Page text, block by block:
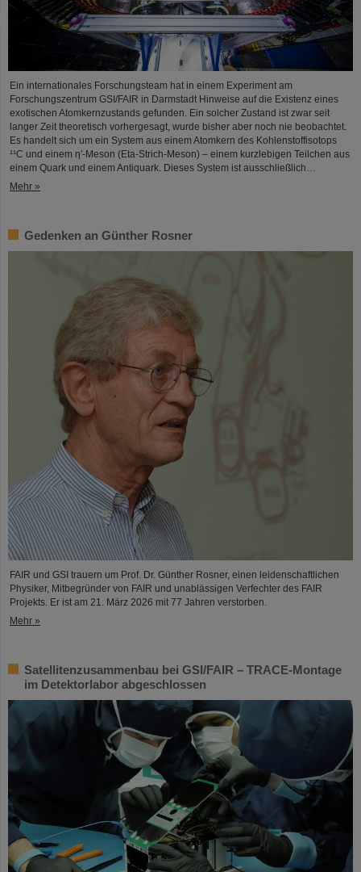
Ein internationales Forschungsteam hat in einem Experiment am
Forschungszentrum GSI/FAIR in Darmstadt Hinweise auf die Existenz eines
exotischen Atomkernzustands gefunden. Ein solcher Zustand ist zwar seit
langer Zeit theoretisch vorhergesagt, wurde bisher aber noch nie beobachtet.
Es handelt sich um ein System aus einem Atomkern des Kohlenstoffisotops
¹¹C und einem η′‑Meson (Eta-Strich-Meson) – einem kurzlebigen Teilchen aus
einem Quark und einem Antiquark. Dieses System ist ausschließlich…
Mehr »
Gedenken an Günther Rosner
FAIR und GSI trauern um Prof. Dr. Günther Rosner, einen leidenschaftlichen
Physiker, Mitbegründer von FAIR und unablässigen Verfechter des FAIR
Projekts. Er ist am 21. März 2026 mit 77 Jahren verstorben.
Mehr »
Satellitenzusammenbau bei GSI/FAIR – TRACE-Montage
im Detektorlabor abgeschlossen